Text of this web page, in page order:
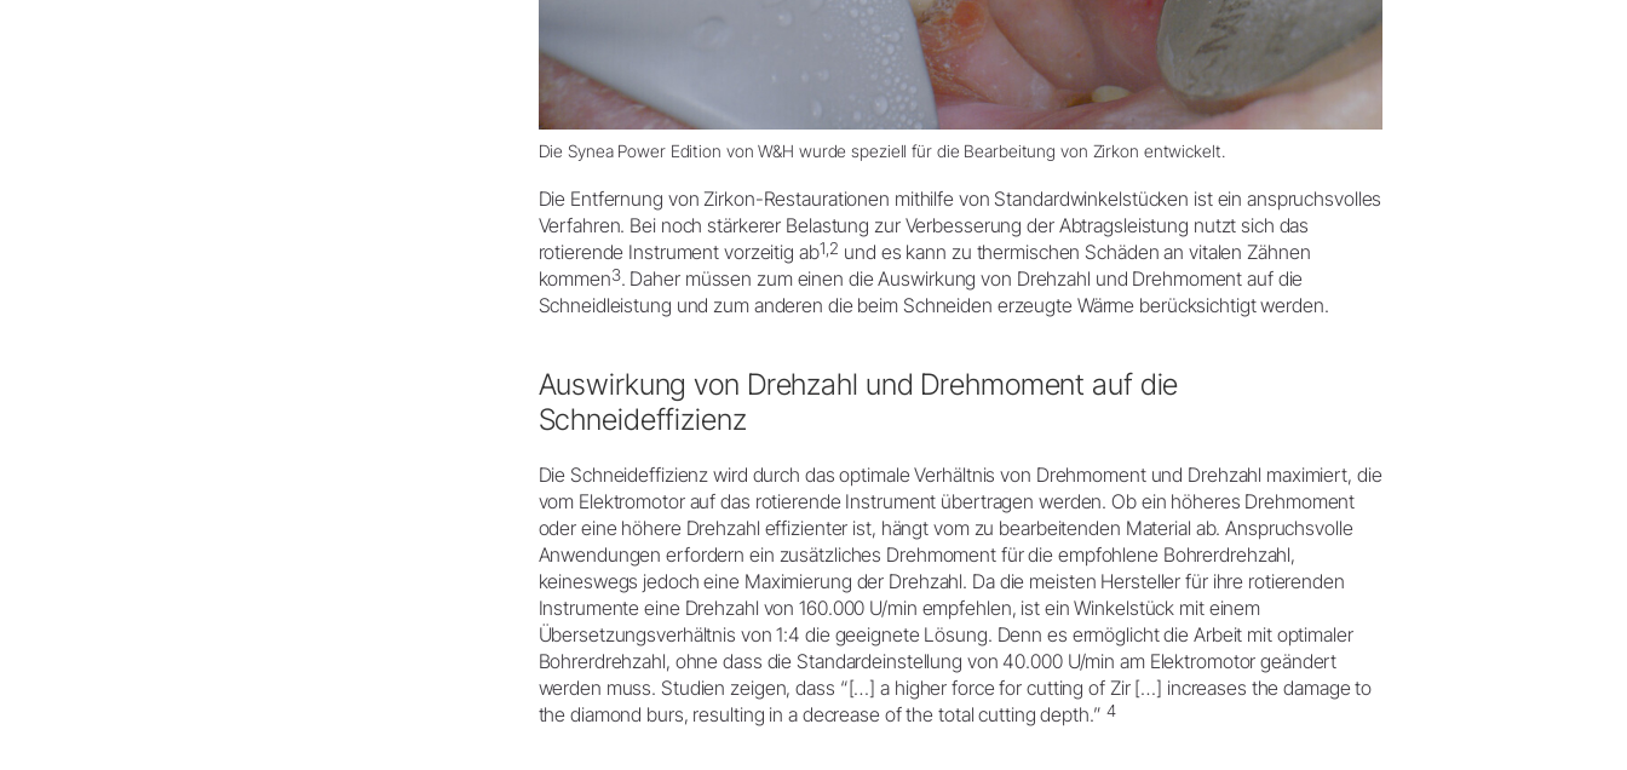
DieSynea Power Edition von W&H wurde speziell für die Bearbeitung von Zirkon entwickelt.
Die Entfernung von Zirkon-Restaurationen mithilfe von Standardwinkelstücken ist ein anspruchsvolles
Verfahren. Bei noch stärkerer Belastung zur Verbesserung der Abtragsleistung nutzt sich das
rotierende Instrument vorzeitig ab1,2 und es kann zu thermischen Schäden an vitalen Zähnen
kommen3. Daher müssen zum einen die Auswirkung von Drehzahl und Drehmoment auf die
Schneidleistung und zum anderen die beim Schneiden erzeugte Wärme berücksichtigt werden.
Auswirkung von Drehzahl und Drehmoment auf die
Schneideffizienz
Die Schneideffizienz wird durch das optimale Verhältnis von Drehmoment und Drehzahl maximiert, die
vom Elektromotor auf das rotierende Instrument übertragen werden. Ob ein höheres Drehmoment
oder eine höhere Drehzahl effizienter ist, hängt vom zu bearbeitenden Material ab. Anspruchsvolle
Anwendungen erfordern ein zusätzliches Drehmoment für die empfohlene Bohrerdrehzahl,
keineswegs jedoch eine Maximierung der Drehzahl. Da die meisten Hersteller für ihre rotierenden
Instrumente eine Drehzahl von 160.000 U/min empfehlen, ist ein Winkelstück mit einem
Übersetzungsverhältnis von 1:4 die geeignete Lösung. Denn es ermöglicht die Arbeit mit optimaler
Bohrerdrehzahl, ohne dass die Standardeinstellung von 40.000 U/min am Elektromotor geändert
werden muss. Studien zeigen, dass “[…] a higher force for cutting of Zir […] increases the damage to
the diamond burs, resulting in a decrease of the total cutting depth.” 4